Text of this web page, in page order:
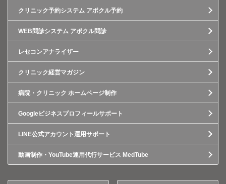
クリニック予約システム アポクル予約
WEB問診システム アポクル問診
レセコンアナライザー
クリニック経営マガジン
病院・クリニック ホームページ制作
Googleビジネスプロフィールサポート
LINE公式アカウント運用サポート
動画制作・YouTube運用代行サービス MedTube